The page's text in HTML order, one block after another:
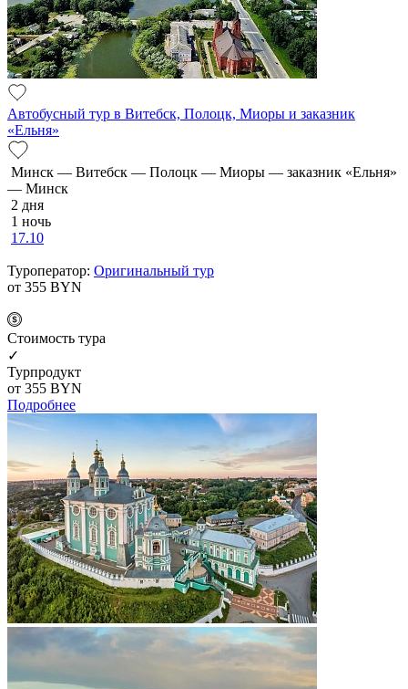
Автобусный тур в Витебск, Полоцк, Миоры и заказник
«Ельня»
Минск — Витебск — Полоцк — Миоры — заказник «Ельня»
— Минск
2 дня
1 ночь
17.10
Туроператор: Оригинальный тур
от 355 BYN
Cтоимость тура
✓
Турпродукт
от 355 BYN
Подробнее